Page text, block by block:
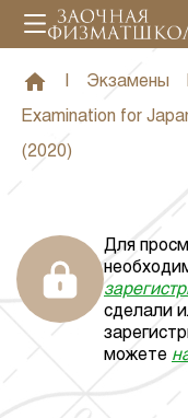
Экзамены
Examination for
(2020)
Для
сделали
можете